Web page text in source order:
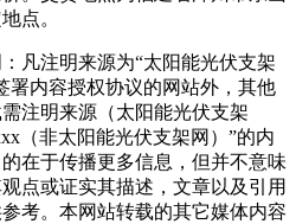
点。
凡注明来源为“太阳能光伏支架
署内容授权协议的网站外，其他
注明来源（太阳能光伏支架
（非太阳能光伏支架网）”的内
在于传播更多信息，但并不意味
点或证实其描述，文章以及引用
考。本网站转载的其它媒体内容